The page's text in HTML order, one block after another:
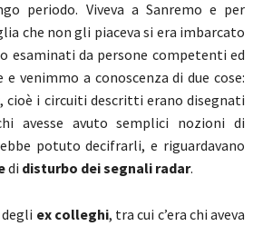
periodo. Viveva a Sanremo e per
che non gli piaceva si era imbarcato
esaminati da persone competenti ed
e venimmo a conoscenza di due cose:
, cioè i circuiti descritti erano disegnati
avesse avuto semplici nozioni di
potuto decifrarli, e riguardavano
di disturbo dei segnali radar.
ex colleghi, tra cui c’era chi aveva